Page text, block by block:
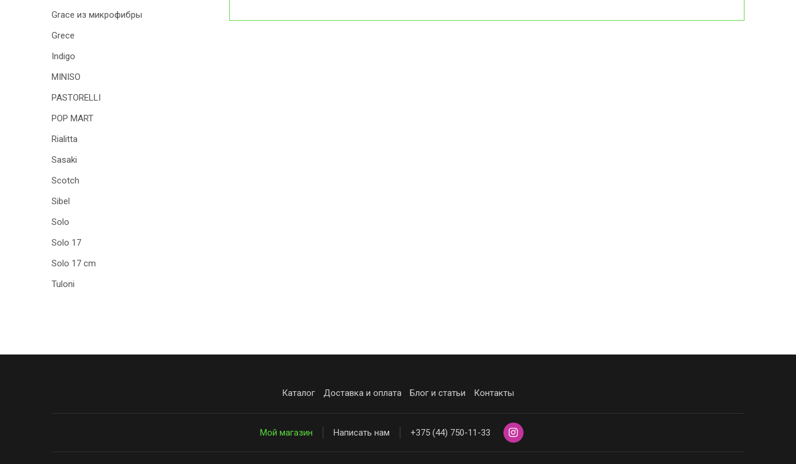
Grace из микрофибры
Grece
Indigo
MINISO
PASTORELLI
POP MART
Rialitta
Sasaki
Scotch
Sibel
Solo
Solo 17
Solo 17 cm
Tuloni
Каталог Доставка и оплата Блог и статьи Контакты
Мой магазин Написать нам +375 (44) 750-11-33